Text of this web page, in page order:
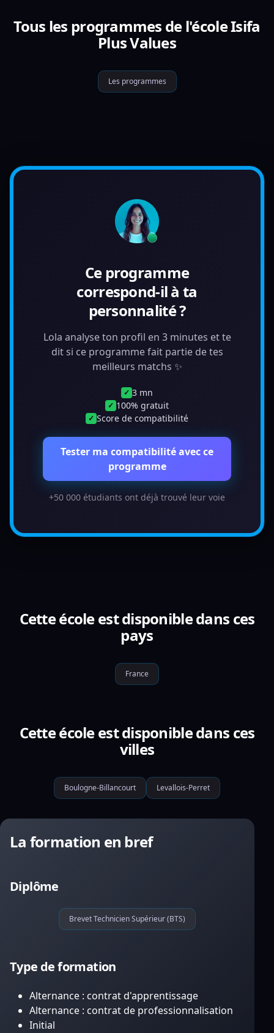
Tous les programmes de l'école Isifa
Plus Values
Les programmes
Ce programme
correspond-il à ta
personnalité ?
Lola analyse ton profil en 3 minutes et te
dit si ce programme fait partie de tes
meilleurs matchs ✨
✓ 3 mn
✓ 100% gratuit
✓ Score de compatibilité
Tester ma compatibilité avec ce
programme
+50 000 étudiants ont déjà trouvé leur voie
Cette école est disponible dans ces
pays
France
Cette école est disponible dans ces
villes
Boulogne-Billancourt Levallois-Perret
La formation en bref
Diplôme
Brevet Technicien Supérieur (BTS)
Type de formation
Alternance : contrat d'apprentissage
Alternance : contrat de professionnalisation
Initial